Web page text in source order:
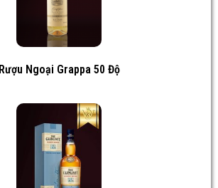
Rượu Ngoại Grappa 50 Độ